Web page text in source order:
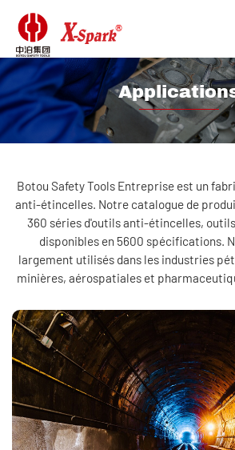
Botou Safety Tools Entreprise est un
anti-étincelles. Notre catalogue de
360 ​​séries d'outils anti-étincelles,
disponibles en 5600 spécifications.
largement utilisés dans les industries
minières, aérospatiales et